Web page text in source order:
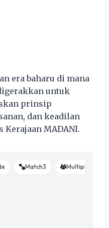
era baharu di mana
untuk
prinsip
dan keadilan
Kerajaan MADANI.